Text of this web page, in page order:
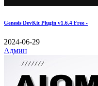
Genesis DevKit Plugin v1.6.4 Free -
2024-06-29
Админ